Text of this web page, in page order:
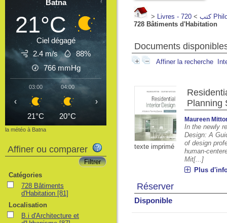
> Livres - كتب >
720
728 Bâtiments d'Habitation
Documents
Affiner la recherche
texte imprimé
Planning
Maureen
In the newly
Design: A
of design
human-
Mit[...]
Plus
Réserver
Disponible
Batna
21°C
Ciel dégagé
2.4 m/s
88%
766 mmHg
03:00
21°C
04:00
20°C
05:00 06:00
19°C
07:00
21°C 24°C
‹ ›
la météo à Batna
Affiner ou comparer
Catégories
728 Bâtiments
d'Habitation [81]
Localisation
B.i d'Architecture et